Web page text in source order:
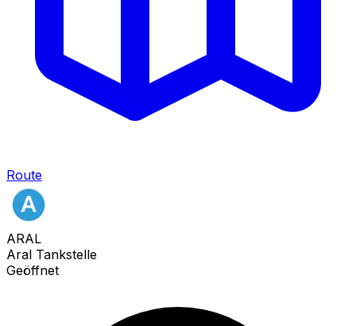
Route
ARAL
Aral Tankstelle
Geöffnet